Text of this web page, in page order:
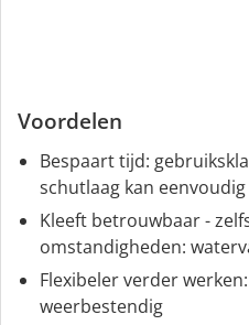
Voordelen
Bespaart tijd:
schutlaag kan
Kleeft betrouwbaar -
omstandigheden:
Flexibeler verder
weerbestendig